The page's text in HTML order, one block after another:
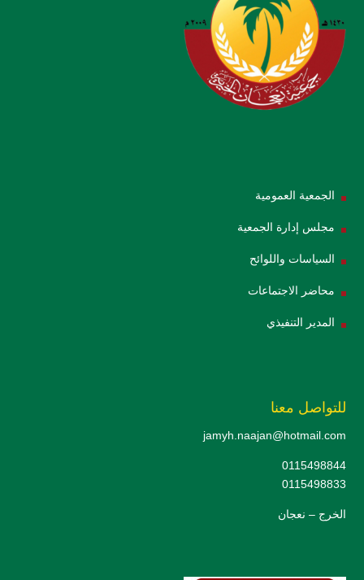
الجمعية العمومية
مجلس إدارة الجمعية
السياسات واللوائح
محاضر الاجتماعات
المدير التنفيذي
للتواصل معنا
jamyh.naajan@hotmail.com
0115498844
0115498833
الخرج – نعجان